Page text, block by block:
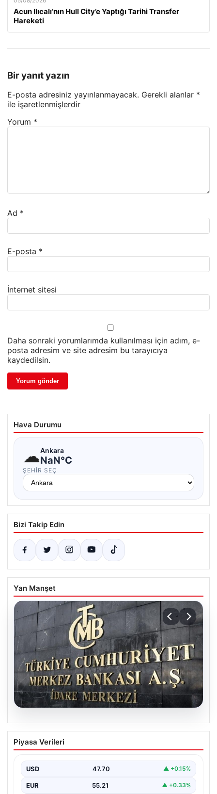
Acun Ilıcalı’nın Hull City’e Yaptığı Tarihi Transfer
Hareketi
Bir yanıt yazın
E-posta adresiniz yayınlanmayacak. Gerekli alanlar *
ile işaretlenmişlerdir
Yorum *
Ad *
E-posta *
İnternet sitesi
Daha sonraki yorumlarımda kullanılması için adım, e-
posta adresim ve site adresim bu tarayıcıya
kaydedilsin.
Hava Durumu
☁Ankara
NaN°C
ŞEHIR SEÇ
Bizi Takip Edin
Yan Manşet
Merkez Bankası faiz kararı ne zaman?
Ekonomistlerin nisan ayı faiz beklentisi
Piyasa Verileri
USD 47.70 ▲ +0.15%
EUR 55.21 ▲ +0.33%